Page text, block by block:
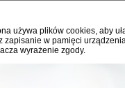
używa plików cookies, aby
zapisanie w pamięci
wyrażenie zgody.